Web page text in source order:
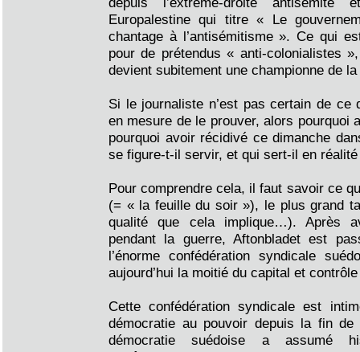
Europalestine qui titre « Le
chantage à l’antisémitisme ». Ce qui
pour de prétendus « anti-colonialistes
devient subitement une championne de
Si le journaliste n’est pas certain de ce
en mesure de le prouver, alors pourquoi
pourquoi avoir récidivé ce dimanche
se figure-t-il servir, et qui sert-il en
Pour comprendre cela, il faut savoir ce
(= « la feuille du soir »), le plus grand
qualité que cela implique…). Après
pendant la guerre, Aftonbladet est
l’énorme confédération syndicale
aujourd’hui la moitié du capital et
Cette confédération syndicale est
démocratie au pouvoir depuis la fin
démocratie suédoise a assumé